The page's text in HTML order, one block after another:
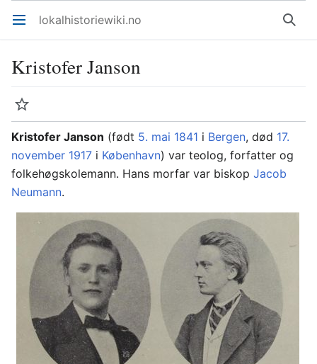
Åpne hovedmenyen lokalhistoriewiki.no Søk
Kristofer Janson
Overvåk
Kristofer Janson (født 5. mai 1841 i Bergen, død 17.
november 1917 i København) var teolog, forfatter og
folkehøgskolemann. Hans morfar var biskop Jacob
Neumann.